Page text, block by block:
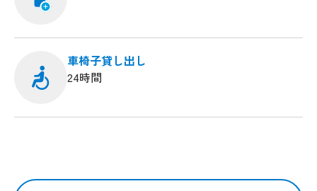
車椅子貸し出し
24時間